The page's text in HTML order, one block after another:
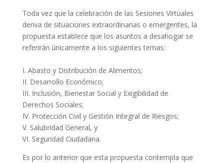
Toda vez que la celebración de las Sesiones Virtuales
deriva de situaciones extraordinarias o emergentes, la
propuesta establece que los asuntos a desahogar se
referirán únicamente a los siguientes temas:
I. Abasto y Distribución de Alimentos;
II. Desarrollo Económico;
III. Inclusión, Bienestar Social y Exigibilidad de
Derechos Sociales;
IV. Protección Civil y Gestión Integral de Riesgos;
V. Salubridad General, y
VI. Seguridad Ciudadana.
Es por lo anterior que esta propuesta contempla que